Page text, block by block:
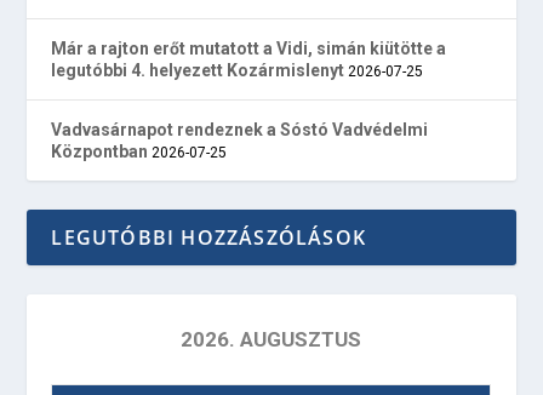
Már a rajton erőt mutatott a Vidi, simán kiütötte a
legutóbbi 4. helyezett Kozármislenyt 2026-07-25
Vadvasárnapot rendeznek a Sóstó Vadvédelmi
Központban 2026-07-25
LEGUTÓBBI HOZZÁSZÓLÁSOK
2026. AUGUSZTUS